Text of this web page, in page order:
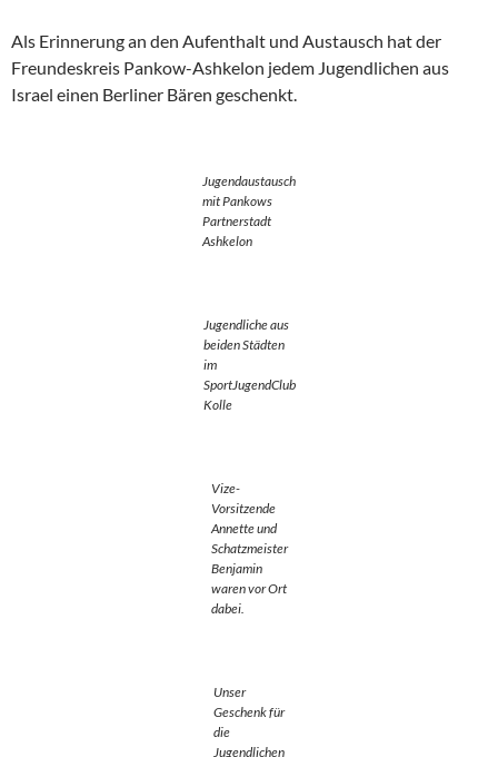
Als Erinnerung an den Aufenthalt und Austausch hat der
Freundeskreis Pankow-Ashkelon jedem Jugendlichen aus
Israel einen Berliner Bären geschenkt.
Jugendaustausch
mit Pankows
Partnerstadt
Ashkelon
Jugendliche aus
beiden Städten
im
SportJugendClub
Kolle
Vize-
Vorsitzende
Annette und
Schatzmeister
Benjamin
waren vor Ort
dabei.
Unser
Geschenk für
die
Jugendlichen